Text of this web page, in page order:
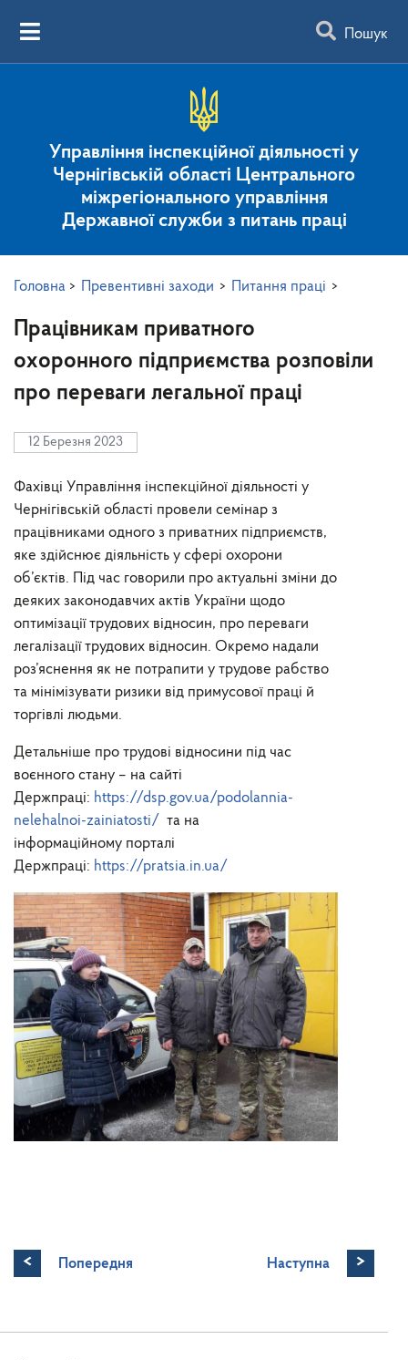
Пошук
Управління інспекційної діяльності у
Чернігівській області Центрального
міжрегіонального управління
Державної служби з питань праці
Головна > Превентивні заходи > Питання праці >
Працівникам приватного
охоронного підприємства розповіли
про переваги легальної праці
12 Березня 2023
Фахівці Управління інспекційної діяльності у
Чернігівській області провели семінар з
працівниками одного з приватних підприємств,
яке здійснює діяльність у сфері охорони
об’єктів. Під час говорили про актуальні зміни до
деяких законодавчих актів України щодо
оптимізації трудових відносин, про переваги
легалізації трудових відносин. Окремо надали
роз’яснення як не потрапити у трудове рабство
та мінімізувати ризики від примусової праці й
торгівлі людьми.
Детальніше про трудові відносини під час
воєнного стану – на сайті
Держпраці: https://dsp.gov.ua/podolannia-
nelehalnoi-zainiatosti/ та на
інформаційному порталі
Держпраці: https://pratsia.in.ua/
< Попередня Наступна >